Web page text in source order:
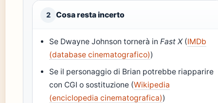
2 Cosa resta incerto
Se Dwayne Johnson tornerà in Fast X(IMDb
(database cinematografico))
Se il personaggio di Brian potrebbe riapparire
con CGI o sostituzione (Wikipedia
(enciclopedia cinematografica))